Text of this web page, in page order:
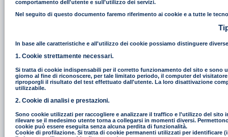
comportamento dell'utente e sull'utilizzo dei servizi.
Nel seguito di questo documento faremo riferimento ai cookie e a tutte le
In base alle caratteristiche e all'utilizzo dei cookie possiamo distinguere
1. Cookie strettamente necessari.
Si tratta di cookie indispensabili per il corretto funzionamento del sito e sono
giorno al fine di riconoscere, per tale limitato periodo, il computer del
riproporgli il risultato del test effettuato dall'utente. La loro disattivazione
utilizzabile.
2. Cookie di analisi e prestazioni.
Sono cookie utilizzati per raccogliere e analizzare il traffico e l'utilizzo del
rilevare se il medesimo utente torna a collegarsi in momenti diversi.
cookie può essere eseguita senza alcuna perdita di funzionalità.
Cookie di profilazione. Si tratta di cookie permanenti utilizzati per identificare